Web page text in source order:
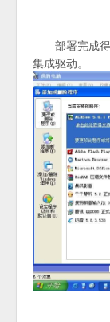
部署完成得
集成驱动。